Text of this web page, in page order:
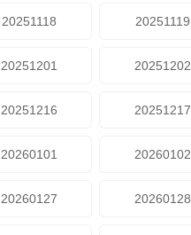
20251118 20251119
20251201 20251202
20251216 20251217
20260101 20260102
20260127 20260128